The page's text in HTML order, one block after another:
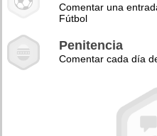
Comentar una
Fútbol
Penitencia
Comentar cada día